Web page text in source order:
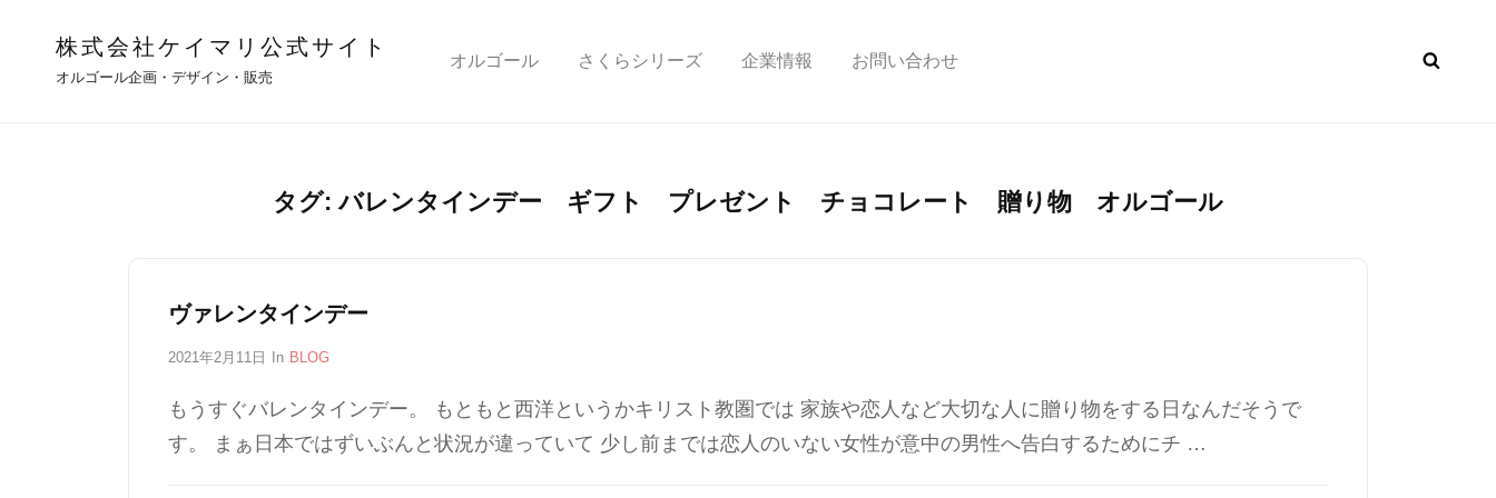
株式会社ケイマリ公式サイト
オルゴール企画・デザイン・販売
オルゴール さくらシリーズ 企業情報 お問い合わせ
タグ:バレンタインデー ギフト プレゼント チョコレート 贈り物 オルゴール
ヴァレンタインデー
P
s
e
2021年2月11日 In C
T
G
BLOG
もうすぐバレンタインデー。 もともと西洋というかキリスト教圏では 家族や恋人など大切な人に贈り物をする日なんだそうで
す。 まぁ日本ではずいぶんと状況が違っていて 少し前までは恋人のいない女性が意中の男性へ告白するためにチ …